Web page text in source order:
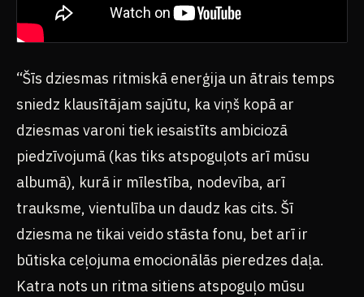
“Šīs dziesmas ritmiskā enerģija un ātrais temps
sniedz klausītājam sajūtu, ka viņš kopā ar
dziesmas varoni tiek iesaistīts ambiciozā
piedzīvojumā (kas tiks atspoguļots arī mūsu
albumā), kurā ir mīlestība, nodevība, arī
trauksme, vientulība un daudz kas cits. Šī
dziesma ne tikai veido stāsta fonu, bet arī ir
būtiska ceļojuma emocionālās pieredzes daļa.
Katra nots un ritma sitiens atspoguļo mūsu